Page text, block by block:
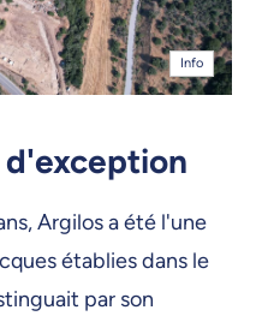
Info
Argilos a été l'une
établies dans le
par son